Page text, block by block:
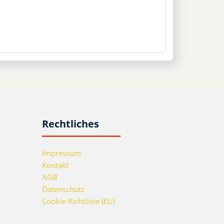
Rechtliches
Impressum
Kontakt
AGB
Datenschutz
Cookie-Richtlinie (EU)